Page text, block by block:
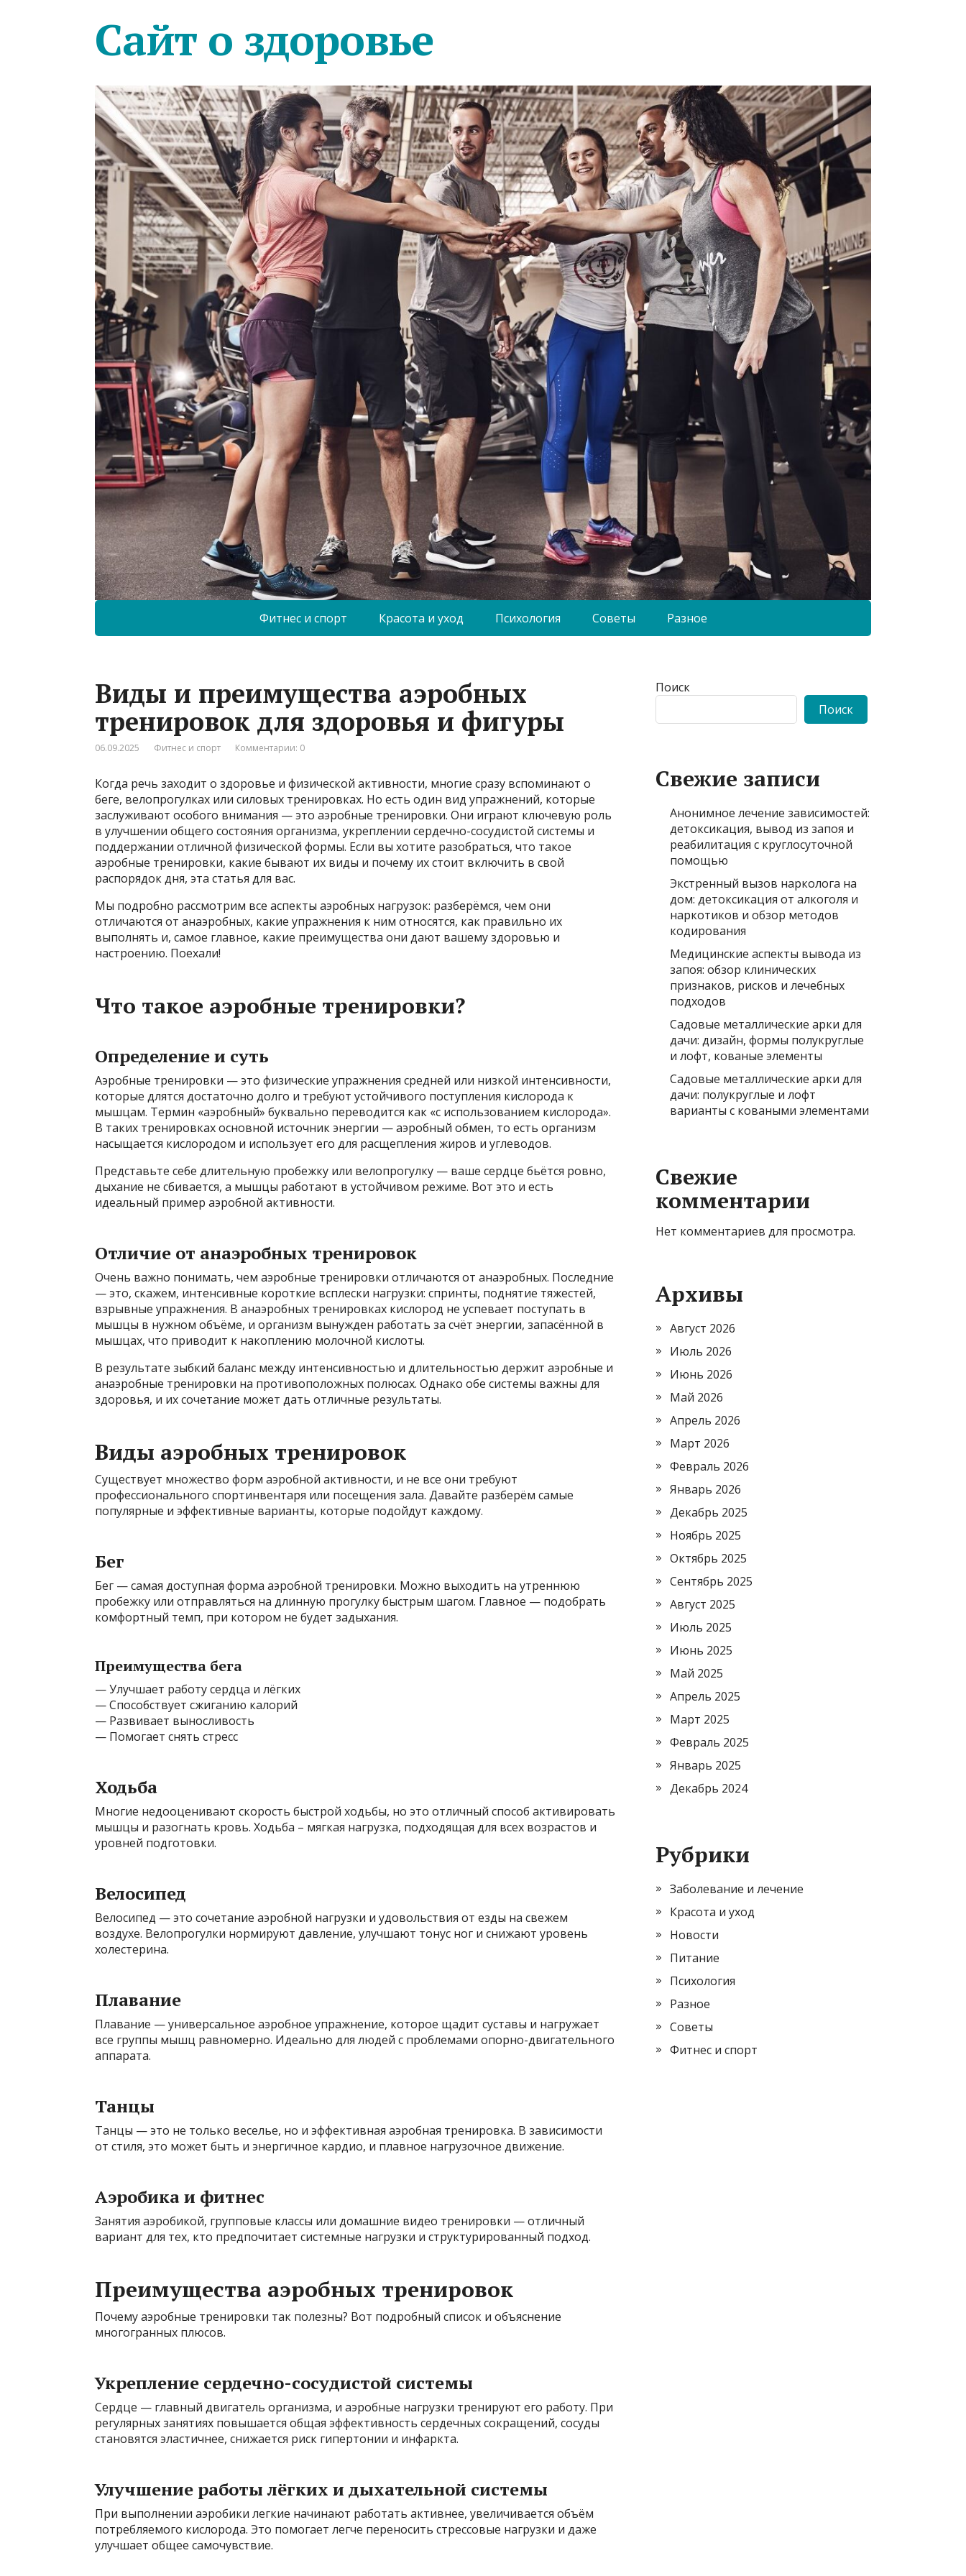
Сайт о здоровье
Фитнес и спорт Красота и уход Психология Советы Разное
Виды и преимущества аэробных
тренировок для здоровья и фигуры
06.09.2025 Фитнес и спорт Комментарии: 0
Когда речь заходит о здоровье и физической активности, многие сразу вспоминают о
беге, велопрогулках или силовых тренировках. Но есть один вид упражнений, которые
заслуживают особого внимания — это аэробные тренировки. Они играют ключевую роль
в улучшении общего состояния организма, укреплении сердечно-сосудистой системы и
поддержании отличной физической формы. Если вы хотите разобраться, что такое
аэробные тренировки, какие бывают их виды и почему их стоит включить в свой
распорядок дня, эта статья для вас.
Мы подробно рассмотрим все аспекты аэробных нагрузок: разберёмся, чем они
отличаются от анаэробных, какие упражнения к ним относятся, как правильно их
выполнять и, самое главное, какие преимущества они дают вашему здоровью и
настроению. Поехали!
Что такое аэробные тренировки?
Определение и суть
Аэробные тренировки — это физические упражнения средней или низкой интенсивности,
которые длятся достаточно долго и требуют устойчивого поступления кислорода к
мышцам. Термин «аэробный» буквально переводится как «с использованием кислорода».
В таких тренировках основной источник энергии — аэробный обмен, то есть организм
насыщается кислородом и использует его для расщепления жиров и углеводов.
Представьте себе длительную пробежку или велопрогулку — ваше сердце бьётся ровно,
дыхание не сбивается, а мышцы работают в устойчивом режиме. Вот это и есть
идеальный пример аэробной активности.
Отличие от анаэробных тренировок
Очень важно понимать, чем аэробные тренировки отличаются от анаэробных. Последние
— это, скажем, интенсивные короткие всплески нагрузки: спринты, поднятие тяжестей,
взрывные упражнения. В анаэробных тренировках кислород не успевает поступать в
мышцы в нужном объёме, и организм вынужден работать за счёт энергии, запасённой в
мышцах, что приводит к накоплению молочной кислоты.
В результате зыбкий баланс между интенсивностью и длительностью держит аэробные и
анаэробные тренировки на противоположных полюсах. Однако обе системы важны для
здоровья, и их сочетание может дать отличные результаты.
Виды аэробных тренировок
Существует множество форм аэробной активности, и не все они требуют
профессионального спортинвентаря или посещения зала. Давайте разберём самые
популярные и эффективные варианты, которые подойдут каждому.
Бег
Бег — самая доступная форма аэробной тренировки. Можно выходить на утреннюю
пробежку или отправляться на длинную прогулку быстрым шагом. Главное — подобрать
комфортный темп, при котором не будет задыхания.
Преимущества бега
— Улучшает работу сердца и лёгких
— Способствует сжиганию калорий
— Развивает выносливость
— Помогает снять стресс
Ходьба
Многие недооценивают скорость быстрой ходьбы, но это отличный способ активировать
мышцы и разогнать кровь. Ходьба – мягкая нагрузка, подходящая для всех возрастов и
уровней подготовки.
Велосипед
Велосипед — это сочетание аэробной нагрузки и удовольствия от езды на свежем
воздухе. Велопрогулки нормируют давление, улучшают тонус ног и снижают уровень
холестерина.
Плавание
Плавание — универсальное аэробное упражнение, которое щадит суставы и нагружает
все группы мышц равномерно. Идеально для людей с проблемами опорно-двигательного
аппарата.
Танцы
Танцы — это не только веселье, но и эффективная аэробная тренировка. В зависимости
от стиля, это может быть и энергичное кардио, и плавное нагрузочное движение.
Аэробика и фитнес
Занятия аэробикой, групповые классы или домашние видео тренировки — отличный
вариант для тех, кто предпочитает системные нагрузки и структурированный подход.
Преимущества аэробных тренировок
Почему аэробные тренировки так полезны? Вот подробный список и объяснение
многогранных плюсов.
Укрепление сердечно-сосудистой системы
Сердце — главный двигатель организма, и аэробные нагрузки тренируют его работу. При
регулярных занятиях повышается общая эффективность сердечных сокращений, сосуды
становятся эластичнее, снижается риск гипертонии и инфаркта.
Улучшение работы лёгких и дыхательной системы
При выполнении аэробики легкие начинают работать активнее, увеличивается объём
потребляемого кислорода. Это помогает легче переносить стрессовые нагрузки и даже
улучшает общее самочувствие.
Поиск
Поиск
Свежие записи
Анонимное лечение зависимостей:
детоксикация, вывод из запоя и
реабилитация с круглосуточной
помощью
Экстренный вызов нарколога на
дом: детоксикация от алкоголя и
наркотиков и обзор методов
кодирования
Медицинские аспекты вывода из
запоя: обзор клинических
признаков, рисков и лечебных
подходов
Садовые металлические арки для
дачи: дизайн, формы полукруглые
и лофт, кованые элементы
Садовые металлические арки для
дачи: полукруглые и лофт
варианты с коваными элементами
Свежие
комментарии
Нет комментариев для просмотра.
Архивы
Август 2026
Июль 2026
Июнь 2026
Май 2026
Апрель 2026
Март 2026
Февраль 2026
Январь 2026
Декабрь 2025
Ноябрь 2025
Октябрь 2025
Сентябрь 2025
Август 2025
Июль 2025
Июнь 2025
Май 2025
Апрель 2025
Март 2025
Февраль 2025
Январь 2025
Декабрь 2024
Рубрики
Заболевание и лечение
Красота и уход
Новости
Питание
Психология
Разное
Советы
Фитнес и спорт